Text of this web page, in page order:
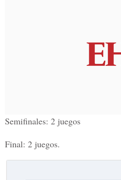
Semifinales: 2 juegos
Final: 2 juegos.